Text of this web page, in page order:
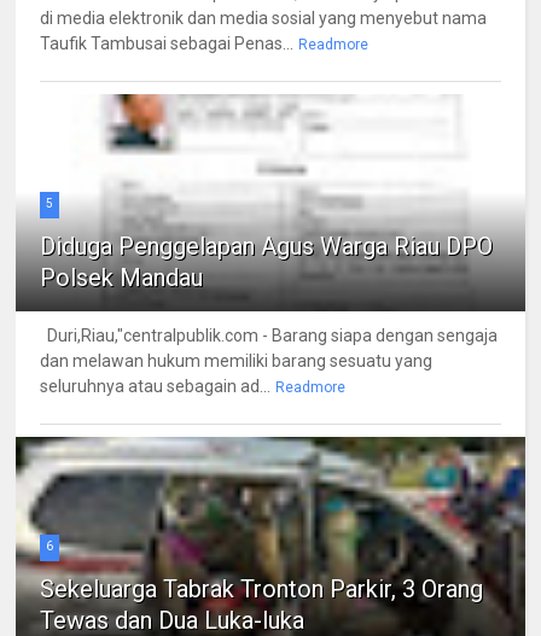
di media elektronik dan media sosial yang menyebut nama
Taufik Tambusai sebagai Penas...
Readmore
5
Diduga Penggelapan Agus Warga Riau DPO
Polsek Mandau
Duri,Riau,"centralpublik.com - Barang siapa dengan sengaja
dan melawan hukum memiliki barang sesuatu yang
seluruhnya atau sebagain ad...
Readmore
6
Sekeluarga Tabrak Tronton Parkir, 3 Orang
Tewas dan Dua Luka-luka